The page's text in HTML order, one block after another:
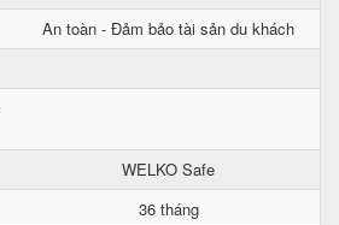
An toàn - Đảm bảo tài sản du khách
WELKO Safe
36 tháng